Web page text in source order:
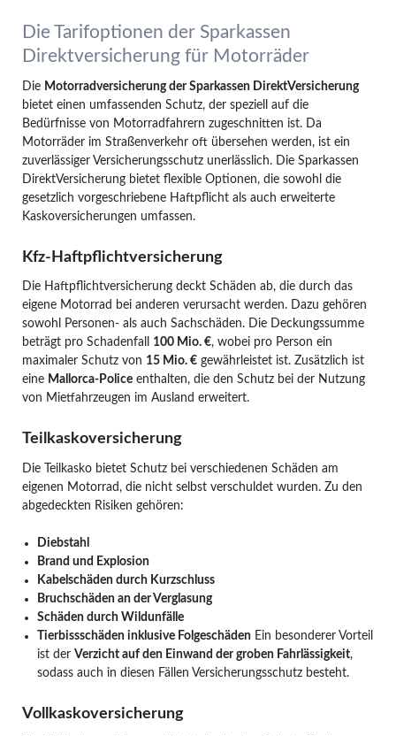
Die Tarifoptionen der Sparkassen
Direktversicherung für Motorräder
Die Motorradversicherung der Sparkassen DirektVersicherung
bietet einen umfassenden Schutz, der speziell auf die
Bedürfnisse von Motorradfahrern zugeschnitten ist. Da
Motorräder im Straßenverkehr oft übersehen werden, ist ein
zuverlässiger Versicherungsschutz unerlässlich. Die Sparkassen
DirektVersicherung bietet flexible Optionen, die sowohl die
gesetzlich vorgeschriebene Haftpflicht als auch erweiterte
Kaskoversicherungen umfassen.
Kfz-Haftpflichtversicherung
Die Haftpflichtversicherung deckt Schäden ab, die durch das
eigene Motorrad bei anderen verursacht werden. Dazu gehören
sowohl Personen- als auch Sachschäden. Die Deckungssumme
beträgt pro Schadenfall 100 Mio. €, wobei pro Person ein
maximaler Schutz von 15 Mio. €gewährleistet ist. Zusätzlich ist
eine Mallorca-Policeenthalten, die den Schutz bei der Nutzung
von Mietfahrzeugen im Ausland erweitert.
Teilkaskoversicherung
Die Teilkasko bietet Schutz bei verschiedenen Schäden am
eigenen Motorrad, die nicht selbst verschuldet wurden. Zu den
abgedeckten Risiken gehören:
Diebstahl
Brand und Explosion
Kabelschäden durch Kurzschluss
Bruchschäden an der Verglasung
Schäden durch Wildunfälle
Tierbissschäden inklusive Folgeschäden Ein besonderer Vorteil
ist derVerzicht auf den Einwand der groben Fahrlässigkeit,
sodass auch in diesen Fällen Versicherungsschutz besteht.
Vollkaskoversicherung